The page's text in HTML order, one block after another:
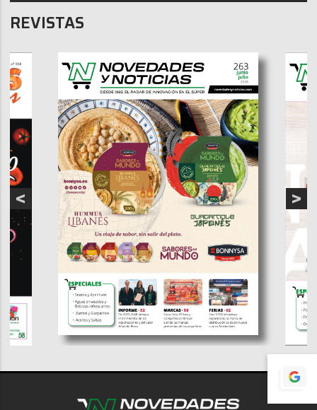
REVISTAS